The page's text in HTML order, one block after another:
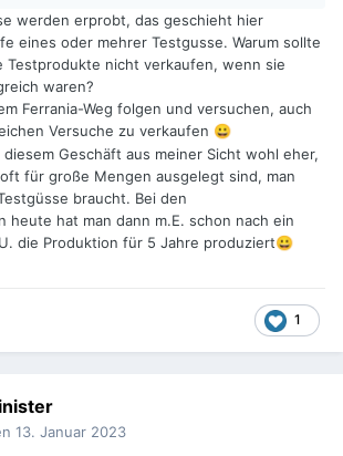
werden erprobt, das geschieht hier
eines oder mehrer Testgusse. Warum sollte
Testprodukte nicht verkaufen, wenn sie
waren?
Ferrania-Weg folgen und versuchen, auch
Versuche zu verkaufen 😀
Geschäft aus meiner Sicht wohl eher,
für große Mengen ausgelegt sind, man
braucht. Bei den
heute hat man dann m.E. schon nach ein
die Produktion für 5 Jahre produziert😀
1
13. Januar 2023